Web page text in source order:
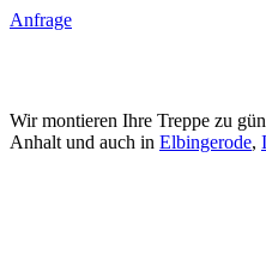
Anfrage
Wir montieren Ihre Treppe zu
Anhalt und auch in Elbingerode,